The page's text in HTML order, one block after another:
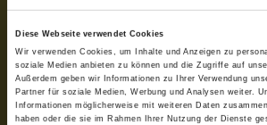
Diese Webseite verwendet Cookies
Wir verwenden Cookies, um Inhalte und Anzeigen zu
soziale Medien anbieten zu können und die Zugriffe auf
Außerdem geben wir Informationen zu Ihrer Verwendung
Partner für soziale Medien, Werbung und Analysen weiter.
Informationen möglicherweise mit weiteren Daten
haben oder die sie im Rahmen Ihrer Nutzung der Dienste